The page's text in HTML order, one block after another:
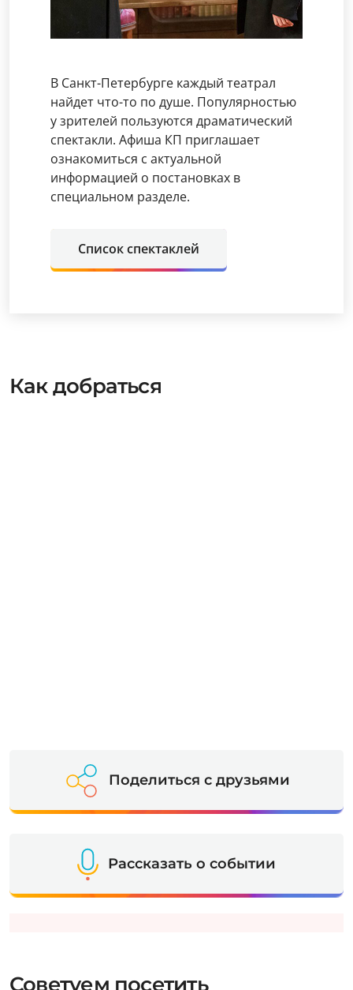
В Санкт-Петербурге каждый театрал
найдет что-то по душе. Популярностью
у зрителей пользуются драматический
спектакли. Афиша КП приглашает
ознакомиться с актуальной
информацией о постановках в
специальном разделе.
Список спектаклей
Как добраться
Поделиться с друзьями
Рассказать о событии
Советуем посетить